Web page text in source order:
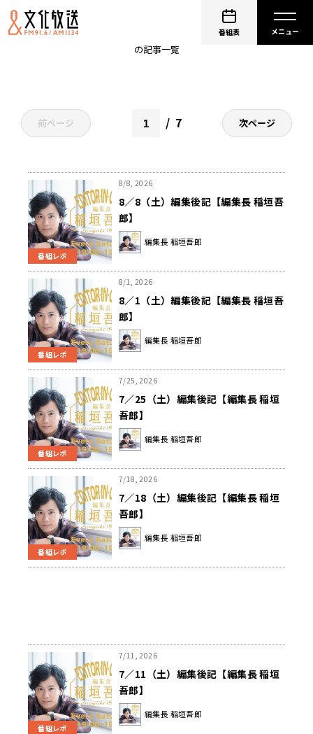
番組表
の記事一覧
前ページ 7 次ページ
番組レポ
8/8, 2026
8／8（土）編集後記【編集長 稲垣吾
郎】
編集長 稲垣吾郎
番組レポ
8/1, 2026
8／1（土）編集後記【編集長 稲垣吾
郎】
編集長 稲垣吾郎
番組レポ
7/25, 2026
7／25（土）編集後記【編集長 稲垣
吾郎】
編集長 稲垣吾郎
番組レポ
7/18, 2026
7／18（土）編集後記【編集長 稲垣
吾郎】
編集長 稲垣吾郎
番組レポ
7/11, 2026
7／11（土）編集後記【編集長 稲垣
吾郎】
編集長 稲垣吾郎